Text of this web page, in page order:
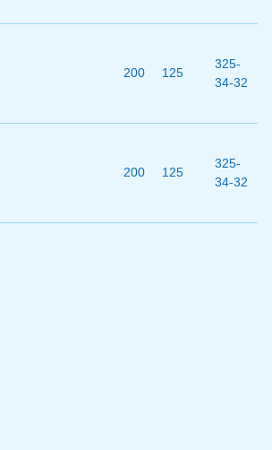
200 125
325-
34-32
200 125
325-
34-32